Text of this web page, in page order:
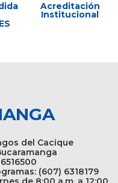
Acreditación
Institucional
del Cacique
(607) 6318179